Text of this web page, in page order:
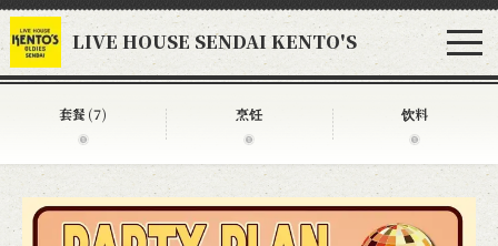
LIVE HOUSE SENDAI KENTO'S
套餐 (7) 烹饪 饮料